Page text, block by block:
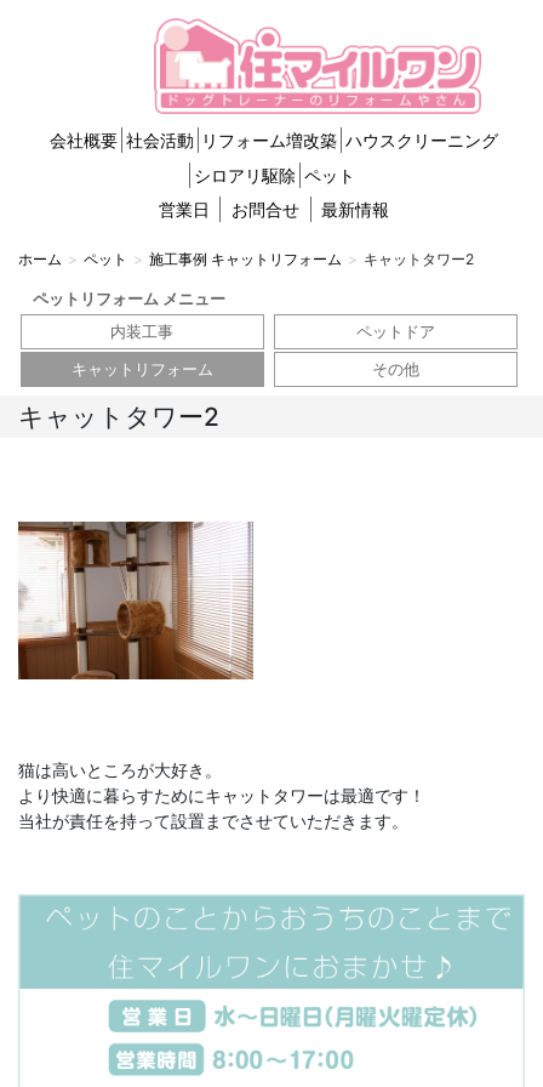
会社概要 社会活動 リフォーム増改築 ハウスクリーニング
シロアリ駆除 ペット
営業日
お問合せ 最新情報
ホーム ペット 施工事例 キャットリフォーム キャットタワー2
ペットリフォーム メニュー
内装工事
ペットドア
キャットリフォーム
その他
キャットタワー2
猫は高いところが大好き。
より快適に暮らすためにキャットタワーは最適です！
当社が責任を持って設置までさせていただきます。